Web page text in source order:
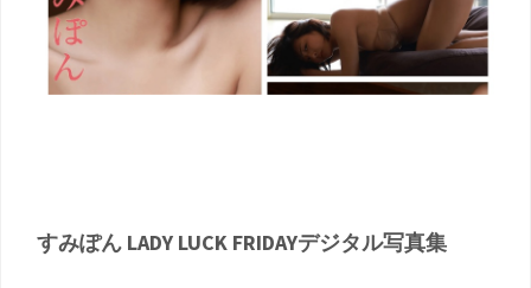
すみぽん LADY LUCK FRIDAYデジタル写真集